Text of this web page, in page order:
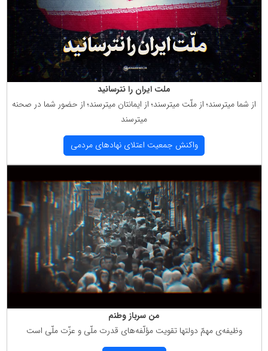
ملت ایران را نترسانید
از شما میترسند؛ از ملّت میترسند؛ از ایمانتان میترسند؛ از حضور شما در صحنه
میترسند
واكنش جمعیت اعتلای نهادهای مردمی
من سرباز وطنم
وظیفه‌ی مهمّ دولتها تقویت مؤلّفه‌های قدرت ملّی و عزّت ملّی است